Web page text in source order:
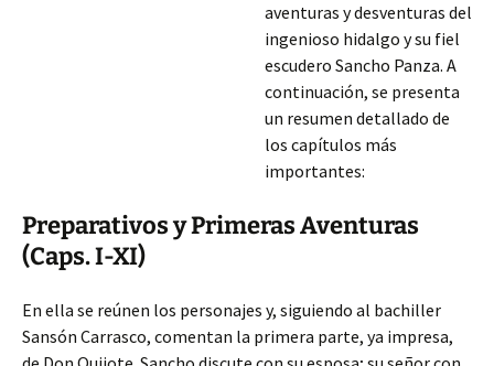
aventuras y desventuras del
ingenioso hidalgo y su fiel
escudero Sancho Panza. A
continuación, se presenta
un resumen detallado de
los capítulos más
importantes:
Preparativos y Primeras Aventuras
(Caps. I-XI)
En ella se reúnen los personajes y, siguiendo al bachiller
Sansón Carrasco, comentan la primera parte, ya impresa,